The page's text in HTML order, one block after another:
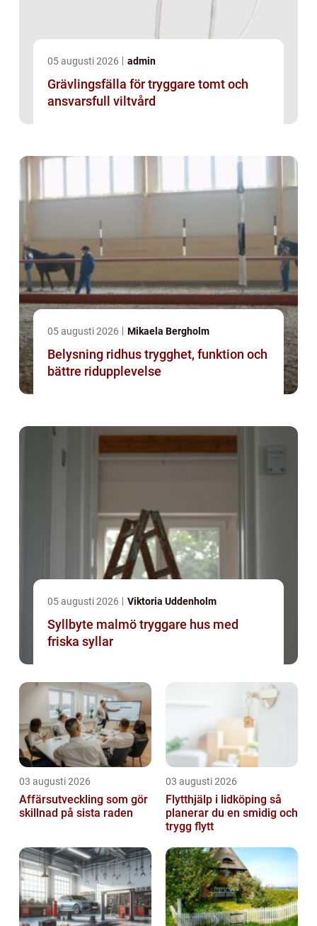
05 augusti 2026 admin
Grävlingsfälla för tryggare tomt och
ansvarsfull viltvård
05 augusti 2026 Mikaela Bergholm
Belysning ridhus trygghet, funktion och
bättre ridupplevelse
05 augusti 2026 Viktoria Uddenholm
Syllbyte malmö tryggare hus med
friska syllar
03 augusti 2026
Affärsutveckling som gör
skillnad på sista raden
03 augusti 2026
Flytthjälp i lidköping så
planerar du en smidig och
trygg flytt